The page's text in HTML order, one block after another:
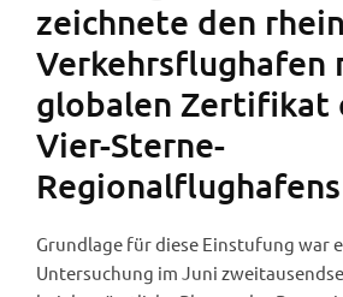
zeichnete den
Verkehrsflughafen
globalen Zertifikat
Vier-Sterne-
Grundlage für diese Einstufung war
Untersuchung im Juni